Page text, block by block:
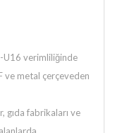
U16 verimliliğinde
ve metal çerçeveden
gıda fabrikaları ve
rda